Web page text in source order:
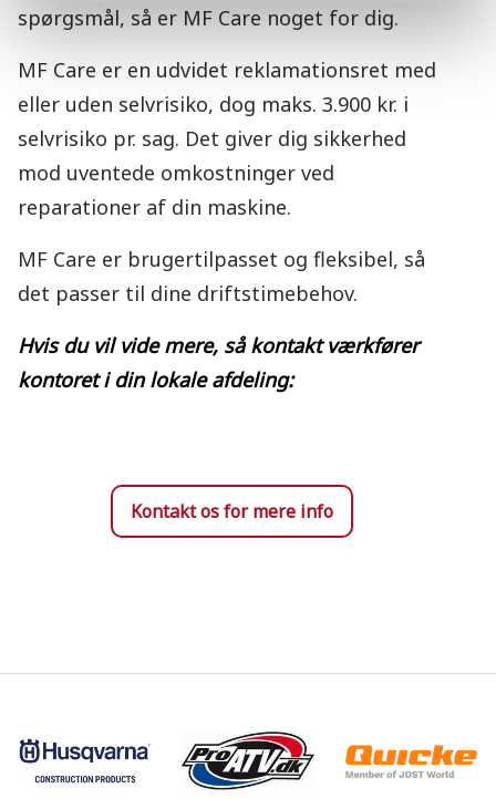
spørgsmål, så er MF Care noget for dig.
MF Care er en udvidet reklamationsret med
eller uden selvrisiko, dog maks. 3.900 kr. i
selvrisiko pr. sag. Det giver dig sikkerhed
mod uventede omkostninger ved
reparationer af din maskine.
MF Care er brugertilpasset og fleksibel, så
det passer til dine driftstimebehov.
Hvis du vil vide mere, så kontakt værkfører
kontoreti din lokale afdeling:
Kontakt os for mere info